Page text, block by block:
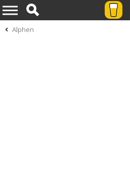
Alphen